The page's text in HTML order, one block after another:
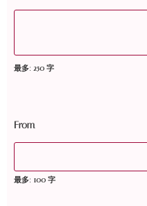
最多: 250 字
From
最多: 100 字